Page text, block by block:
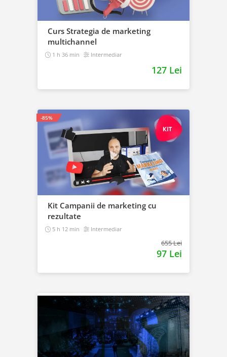
Curs Strategia de marketing
multichannel
1 h 36 min Intermediar
127 Lei
Kit Campanii de marketing cu
rezultate
5 h 12 min Intermediar
655 Lei
97 Lei
-85%